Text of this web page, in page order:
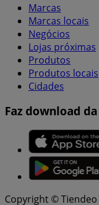
Marcas
Marcas locais
Negócios
Lojas próximas
Produtos
Produtos locais
Cidades
Faz download
Copyright © Tiendeo